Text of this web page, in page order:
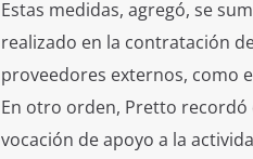
Estas medidas, agregó, se
realizado en la contratación
proveedores externos, como
En otro orden, Pretto recordó
vocación de apoyo a la